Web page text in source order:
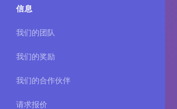
信息
我们的团队
我们的奖励
我们的合作伙伴
请求报价